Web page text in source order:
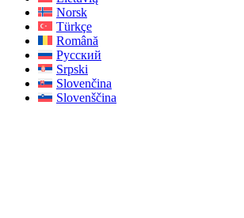
Norsk
Türkçe
Română
Русский
Srpski
Slovenčina
Slovenščina